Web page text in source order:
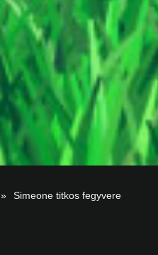
» Simeone titkos fegyvere